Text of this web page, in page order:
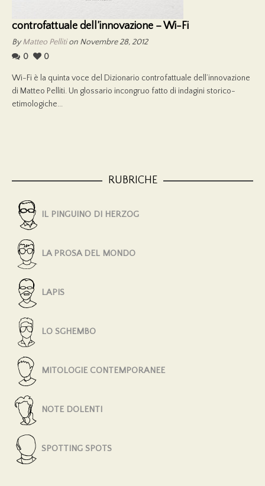
controfattuale dell’innovazione – Wi-Fi
ByMatteo Pellition Novembre 28, 2012
0
0
Wi-Fi è la quinta voce del Dizionario controfattuale dell’innovazione
di Matteo Pelliti. Un glossario incongruo fatto di indagini storico-
etimologiche...
RUBRICHE
IL PINGUINO DI HERZOG
LA PROSA DEL MONDO
LAPIS
LO SGHEMBO
MITOLOGIE CONTEMPORANEE
NOTE DOLENTI
SPOTTING SPOTS